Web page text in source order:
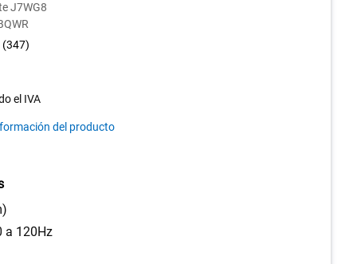
J7WG8
(347)
5
347
el IVA
del producto
a 120Hz